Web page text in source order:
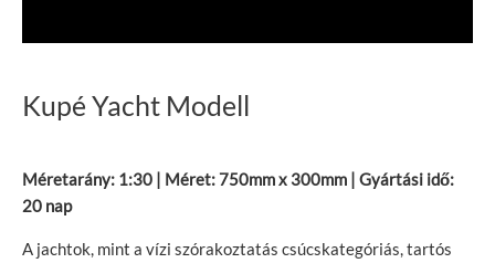
Kupé Yacht Modell
Méretarány: 1:30 | Méret: 750mm x 300mm | Gyártási idő:
20 nap
A jachtok, mint a vízi szórakoztatás csúcskategóriás, tartós